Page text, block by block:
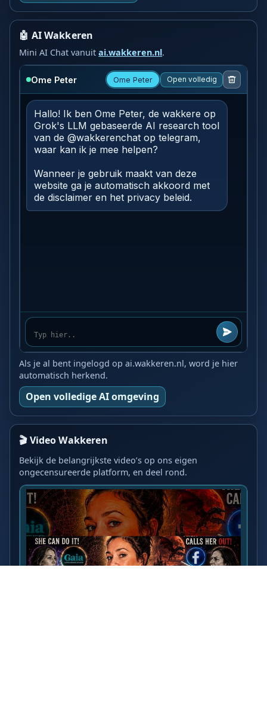
🤖 AI Wakkeren
Mini AI Chat vanuitai.wakkeren.nl.
Als je al bent ingelogd op ai.wakkeren.nl, word je hier
automatisch herkend.
Open volledige AI omgeving
🎬 Video Wakkeren
Bekijk de belangrijkste video’s op ons eigen
ongecensureerde platform, en deel rond.